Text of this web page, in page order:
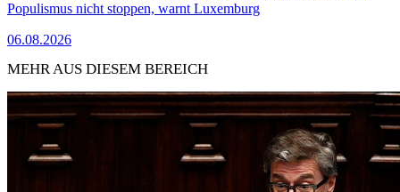
Populismus nicht stoppen, warnt Luxemburg
06.08.2026
MEHR AUS DIESEM BEREICH